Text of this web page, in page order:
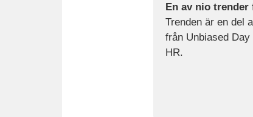
En av nio trender
Trenden är en del
från Unbiased
HR.